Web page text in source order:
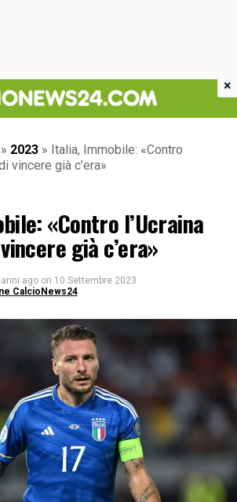
» 2023 » Italia, Immobile: «Contro
vincere già c’era»
«Contro l’Ucraina
già c’era»
anni ago on 10 Settembre 2023
CalcioNews24
×